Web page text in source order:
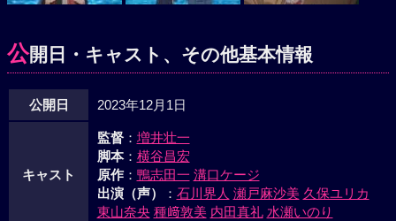
公開日・キャスト、その他基本情報
公開日 2023年12月1日
キャスト
監督： 増井壮一
脚本： 横谷昌宏
原作： 鴨志田一 溝口ケージ
出演（声）
： 石川界人 瀬戸麻沙美 久保ユリカ
東山奈央 種﨑敦美 内田真礼 水瀬いのり